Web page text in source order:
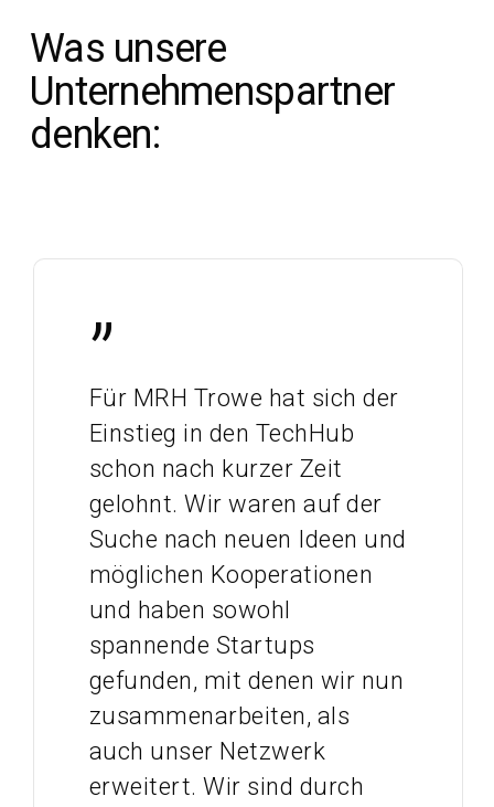
Was unsere
Unternehmenspartner
denken:
”
Für MRH Trowe hat sich der
Einstieg in den TechHub
schon nach kurzer Zeit
gelohnt. Wir waren auf der
Suche nach neuen Ideen und
möglichen Kooperationen
und haben sowohl
spannende Startups
gefunden, mit denen wir nun
zusammenarbeiten, als
auch unser Netzwerk
erweitert. Wir sind durch